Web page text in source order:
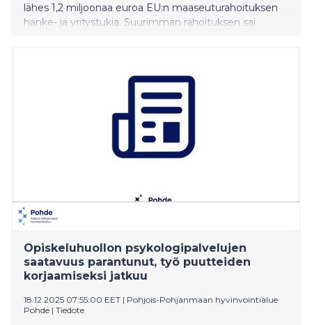
lähes 1,2 miljoonaa euroa EU:n maaseuturahoituksen
hanke- ja yritystukia. Suurimman rahoituksen sai
Opiskeluhuollon psykologipalvelujen
saatavuus parantunut, työ puutteiden
korjaamiseksi jatkuu
18.12.2025 07:55:00 EET | Pohjois-Pohjanmaan hyvinvointialue
Pohde | Tiedote